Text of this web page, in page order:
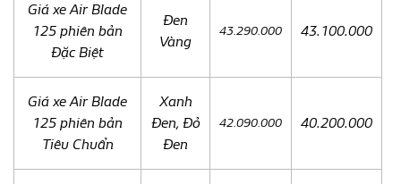
Giá xe Air Blade
125 phiên bản
Đặc Biệt
Đen
Vàng
43.290.000 43.100.000
Giá xe Air Blade
125 phiên bản
Tiêu Chuẩn
Xanh
Đen, Đỏ
Đen
42.090.000 40.200.000